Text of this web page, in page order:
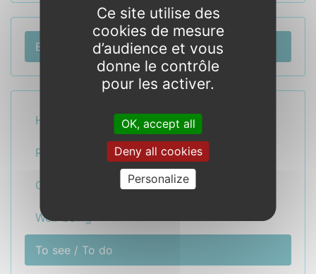
Blog - News
Hotel Spa
Restaurant
Crêperie
Well-being
To see / To do
Ce site utilise des
cookies de mesure
d’audience et vous
donne le contrôle
pour les activer.
OK, accept all
Deny all cookies
Personalize